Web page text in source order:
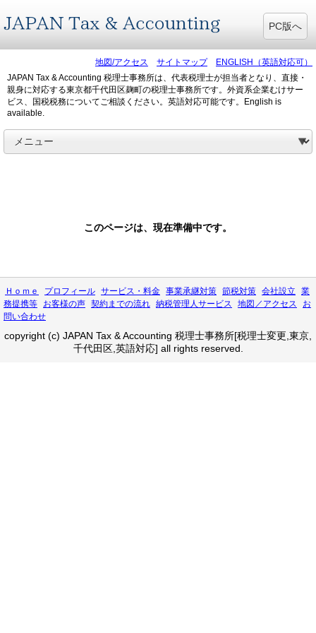
PC版へ
地図/アクセス サイトマップ
ENGLISH（英語対応可）
JAPAN Tax & Accounting 税理士事務所は、代表税理士が担当者となり、直接・
親身に対応する東京都千代田区麹町の税理士事務所です。外資系企業むけサー
ビス、国税税務についてご相談ください。英語対応可能です。English is
available.
このページは、現在準備中です。
Ｈｏｍｅ プロフィール サービス・料金 事業承継対策 節税対策 会社設立
業
務提携等
お客様の声 契約までの流れ 納税管理人サービス 地図／アクセス
お
問い合わせ
copyright (c) JAPAN Tax & Accounting 税理士事務所[税理士変更,東京,
千代田区,英語対応] all rights reserved.